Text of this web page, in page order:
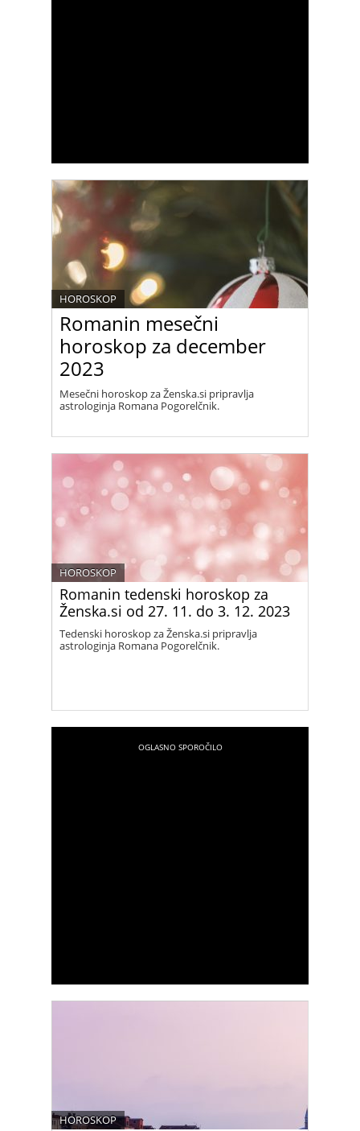
Romanin mesečni
horoskop za december
2023
HOROSKOP
Mesečni horoskop za Ženska.si pripravlja
astrologinja Romana Pogorelčnik.
Romanin tedenski horoskop za
Ženska.si od 27. 11. do 3. 12. 2023
HOROSKOP
Tedenski horoskop za Ženska.si pripravlja
astrologinja Romana Pogorelčnik.
HOROSKOP